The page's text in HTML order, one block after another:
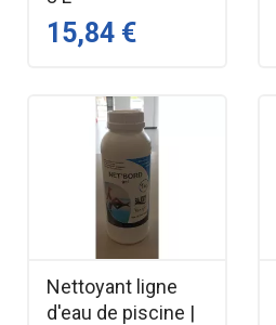
15,84 €
Nettoyant ligne
d'eau de piscine |